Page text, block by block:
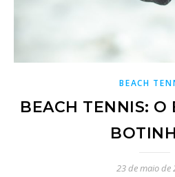
BEACH
BEACH TENNIS: O
23 de maio de